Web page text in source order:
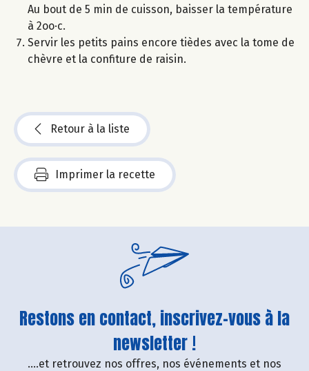
Au bout de 5 min de cuisson, baisser la température
à 2oo·c.
Servir les petits pains encore tièdes avec la tome de
chèvre et la confiture de raisin.
Retour à la liste
Imprimer la recette
Restons en contact, inscrivez-vous à la
newsletter !
....et retrouvez nos offres, nos événements et nos